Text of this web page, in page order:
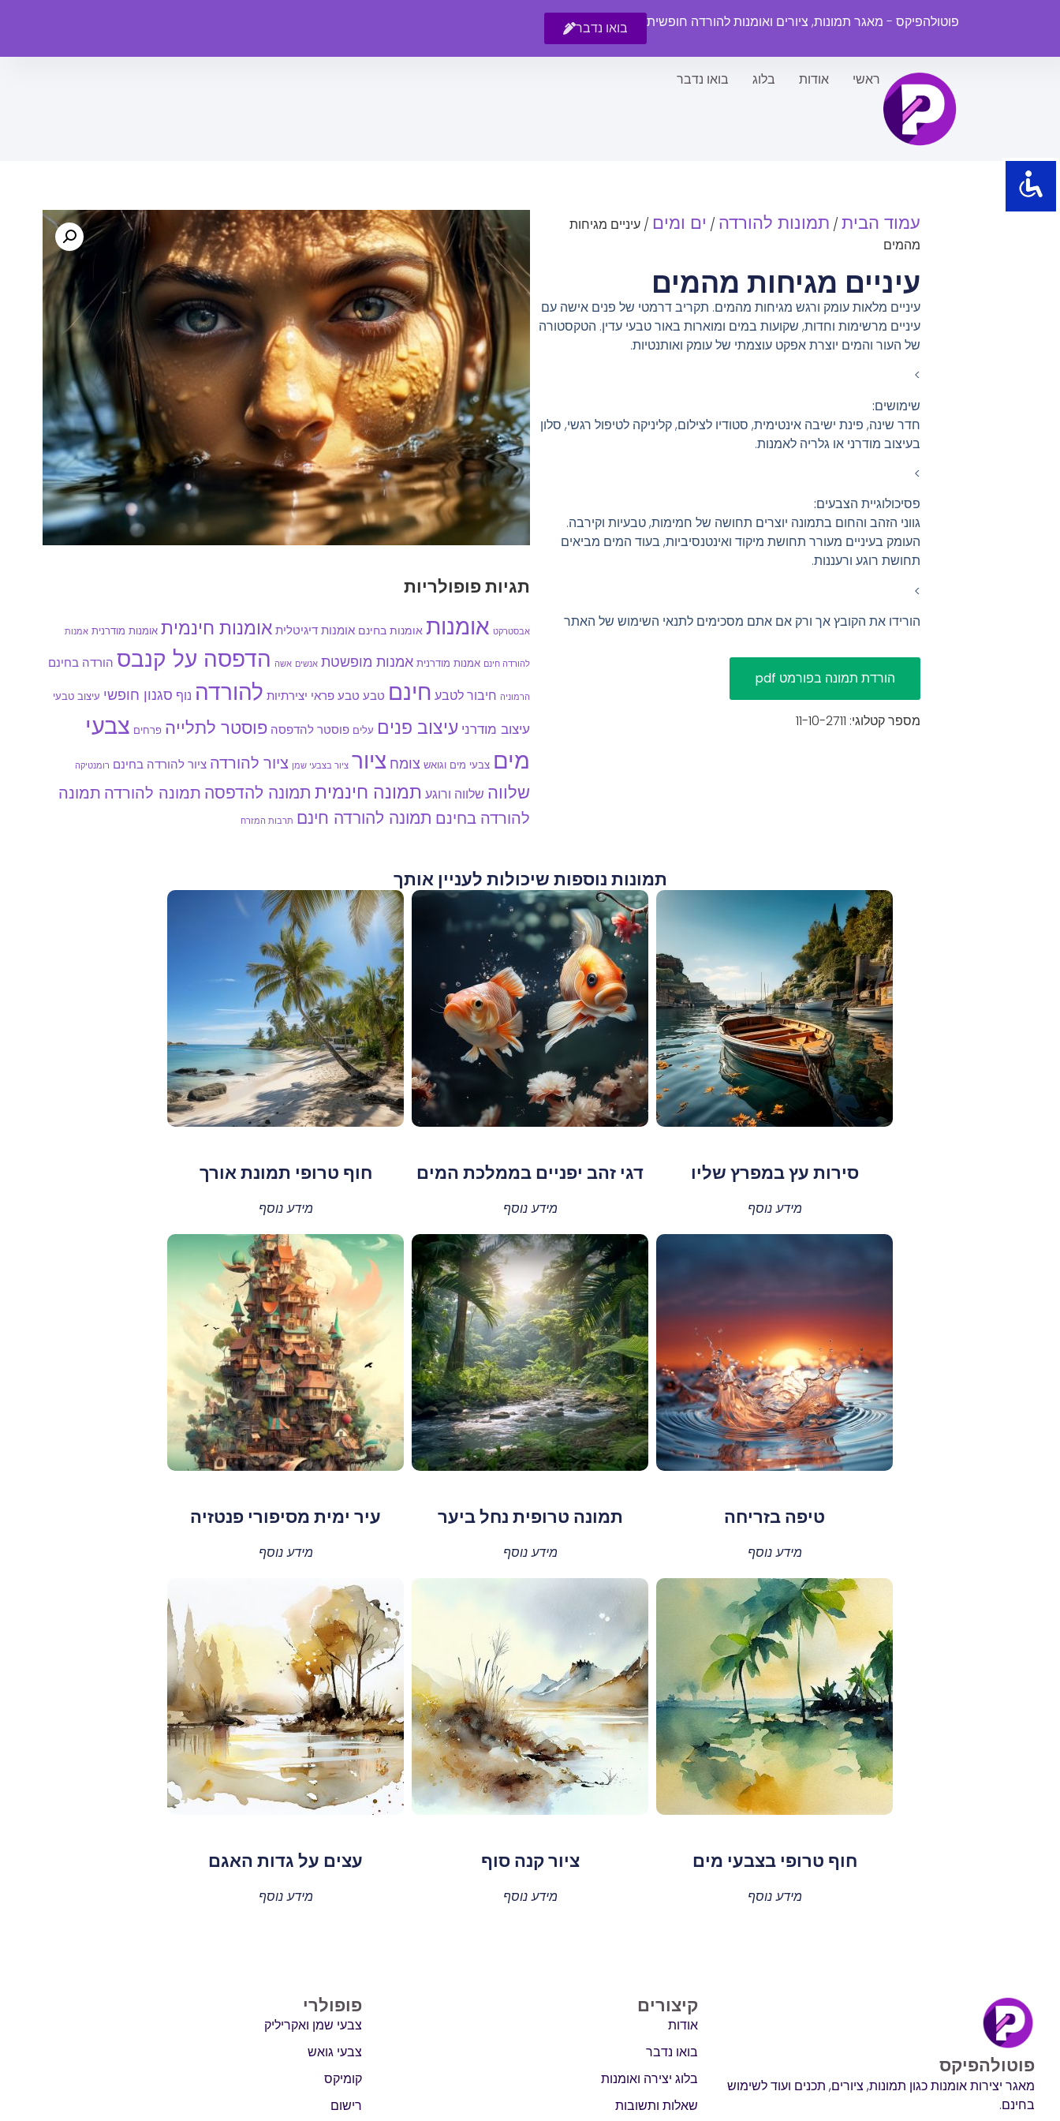
פוטולהפיקס - מאגר תמונות, ציורים ואומנות להורדה חופשית בואו נדבר
ראשי אודות בלוג בואו נדבר
עמוד הבית / תמונות להורדה / ים ומים / עיניים מגיחות
מהמים
עיניים מגיחות מהמים
עיניים מלאות עומק ורגש מגיחות מהמים. תקריב דרמטי של פנים אישה עם
עיניים מרשימות וחדות, שקועות במים ומוארות באור טבעי עדין. הטקסטורה
של העור והמים יוצרת אפקט עוצמתי של עומק ואותנטיות.
>
שימושים:
חדר שינה, פינת ישיבה אינטימית, סטודיו לצילום, קליניקה לטיפול רגשי, סלון
בעיצוב מודרני או גלריה לאמנות.
>
פסיכולוגיית הצבעים:
גווני הזהב והחום בתמונה יוצרים תחושה של חמימות, טבעיות וקירבה.
העומק בעיניים מעורר תחושת מיקוד ואינטנסיביות, בעוד המים מביאים
תחושת רוגע ורעננות.
>
הורידו את הקובץ אך ורק אם אתם מסכימים לתנאי השימוש של האתר
מספר קטלוגי: 11-10-2711
תגיות פופולריות
אבסטרקט אומנות אומנות בחינם אומנות דיגיטלית אומנות חינמית אומנות מודרנית אמנות
להורדה חינם אמנות מודרנית אמנות מופשטת אנשים אשה הדפסה על קנבס הורדה בחינם
הרמוניה חיבור לטבע חינם טבע טבע פראי יצירתיות להורדה נוף סגנון חופשי עיצוב טבעי
עיצוב מודרני עיצוב פנים עלים פוסטר להדפסה פוסטר לתלייה פרחים צבעי
מים צבעי מים וגואש צומח ציור ציור בצבעי שמן ציור להורדה ציור להורדה בחינם רומנטיקה
שלווה שלווה ורוגע תמונה חינמית תמונה להדפסה תמונה להורדה תמונה
להורדה בחינם תמונה להורדה חינם תרבות המזרח
תמונות נוספות שיכולות לעניין אותך
סירות עץ במפרץ שליו
מידע נוסף
דגי זהב יפניים בממלכת המים
מידע נוסף
חוף טרופי תמונת אורך
מידע נוסף
טיפה בזריחה
מידע נוסף
תמונה טרופית נחל ביער
מידע נוסף
עיר ימית מסיפורי פנטזיה
מידע נוסף
חוף טרופי בצבעי מים
מידע נוסף
ציור קנה סוף
מידע נוסף
עצים על גדות האגם
מידע נוסף
פוטולהפיקס
מאגר יצירות אומנות כגון תמונות, ציורים, תכנים ועוד לשימוש
בחינם.
קיצורים
אודות
בואו נדבר
בלוג יצירה ואומנות
שאלות ותשובות
פופולרי
צבעי שמן ואקריליק
צבעי גואש
קומיקס
רישום